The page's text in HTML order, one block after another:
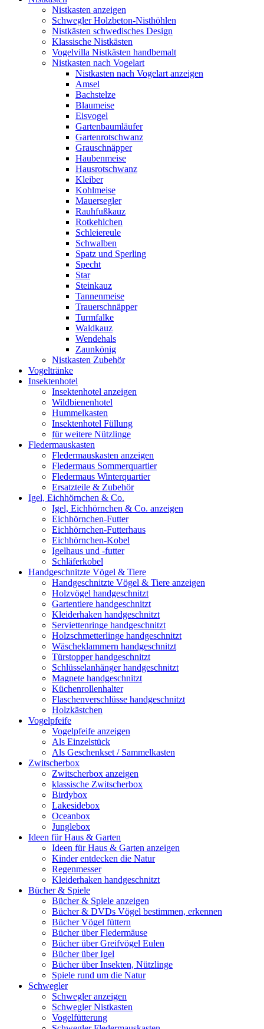
Nistkasten anzeigen
Schwegler Holzbeton-Nisthöhlen
Nistkästen schwedisches Design
Klassische Nistkästen
Vogelvilla Nistkästen handbemalt
Nistkasten nach Vogelart
Nistkasten nach Vogelart anzeigen
Amsel
Bachstelze
Blaumeise
Eisvogel
Gartenbaumläufer
Gartenrotschwanz
Grauschnäpper
Haubenmeise
Hausrotschwanz
Kleiber
Kohlmeise
Mauersegler
Rauhfußkauz
Rotkehlchen
Schleiereule
Schwalben
Spatz und Sperling
Specht
Star
Steinkauz
Tannenmeise
Trauerschnäpper
Turmfalke
Waldkauz
Wendehals
Zaunkönig
Nistkasten Zubehör
Vogeltränke
Insektenhotel
Insektenhotel anzeigen
Wildbienenhotel
Hummelkasten
Insektenhotel Füllung
für weitere Nützlinge
Fledermauskasten
Fledermauskasten anzeigen
Fledermaus Sommerquartier
Fledermaus Winterquartier
Ersatzteile & Zubehör
Igel, Eichhörnchen & Co.
Igel, Eichhörnchen & Co. anzeigen
Eichhörnchen-Futter
Eichhörnchen-Futterhaus
Eichhörnchen-Kobel
Igelhaus und -futter
Schläferkobel
Handgeschnitzte Vögel & Tiere
Handgeschnitzte Vögel & Tiere anzeigen
Holzvögel handgeschnitzt
Gartentiere handgeschnitzt
Kleiderhaken handgeschnitzt
Serviettenringe handgeschnitzt
Holzschmetterlinge handgeschnitzt
Wäscheklammern handgeschnitzt
Türstopper handgeschnitzt
Schlüsselanhänger handgeschnitzt
Magnete handgeschnitzt
Küchenrollenhalter
Flaschenverschlüsse handgeschnitzt
Holzkästchen
Vogelpfeife
Vogelpfeife anzeigen
Als Einzelstück
Als Geschenkset / Sammelkasten
Zwitscherbox
Zwitscherbox anzeigen
klassische Zwitscherbox
Birdybox
Lakesidebox
Oceanbox
Junglebox
Ideen für Haus & Garten
Ideen für Haus & Garten anzeigen
Kinder entdecken die Natur
Regenmesser
Kleiderhaken handgeschnitzt
Bücher & Spiele
Bücher & Spiele anzeigen
Bücher & DVDs Vögel bestimmen, erkennen
Bücher Vögel füttern
Bücher über Fledermäuse
Bücher über Greifvögel Eulen
Bücher über Igel
Bücher über Insekten, Nützlinge
Spiele rund um die Natur
Schwegler
Schwegler anzeigen
Schwegler Nistkasten
Vogelfütterung